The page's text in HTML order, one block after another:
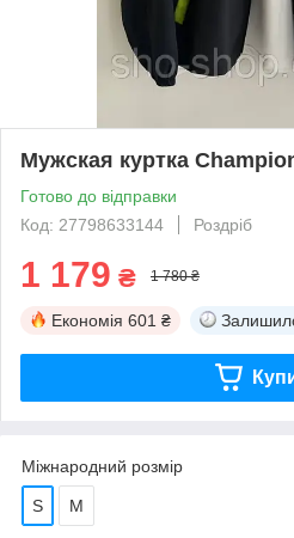
Мужская куртка
Готово до відправки
Код: 27798633144
Роздріб
1 179 ₴ 1 780 ₴
Економія 601 ₴
Міжнародний розмір
S M